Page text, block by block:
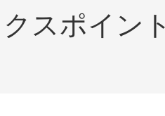
スポイン